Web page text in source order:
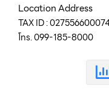
Location Address
TAX ID :
โทร. 099-185-8000